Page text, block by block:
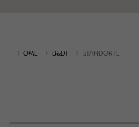
HOME B&DT STANDORTE